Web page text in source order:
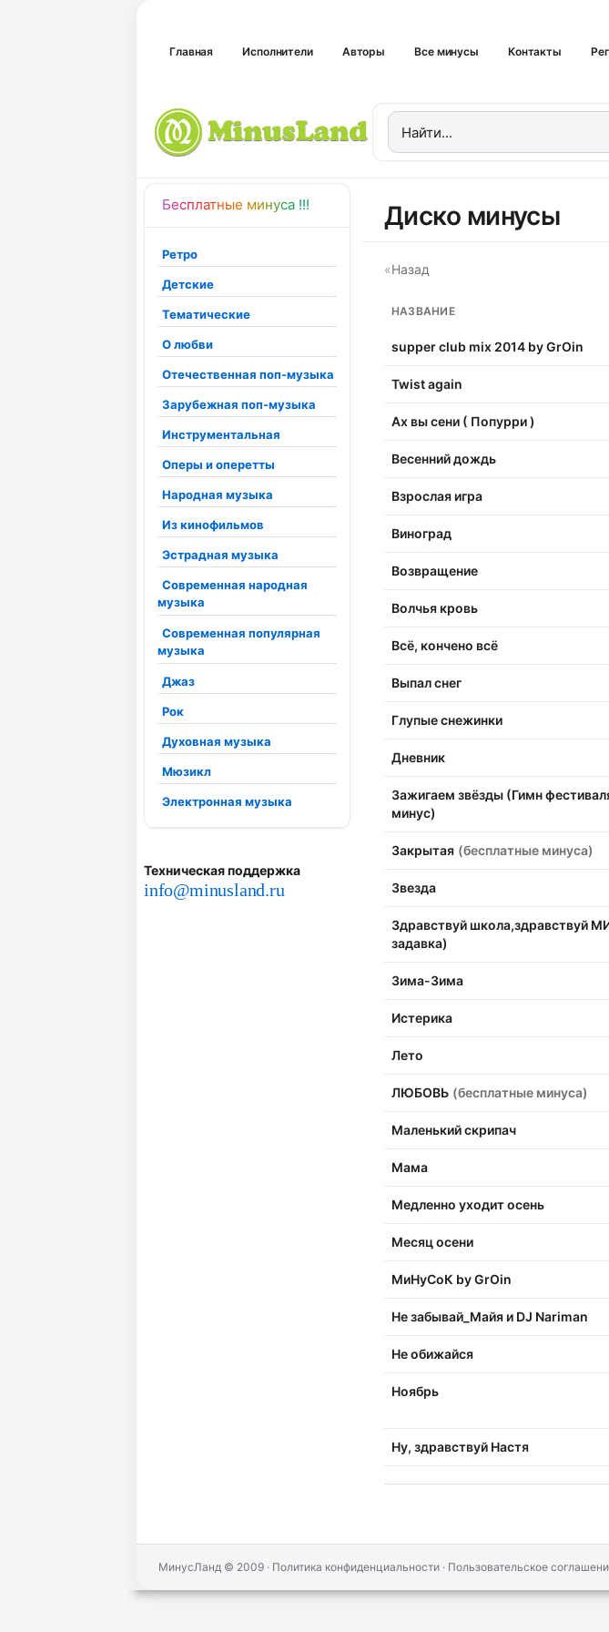
Главная Исполнители Авторы Все минусы Контакты
Бесплатные минуса !!!
Ретро
Детские
Тематические
О любви
Отечественная поп-музыка
Зарубежная поп-музыка
Инструментальная
Оперы и оперетты
Народная музыка
Из кинофильмов
Эстрадная музыка
Современная народная
музыка
Современная популярная
музыка
Джаз
Рок
Духовная музыка
Мюзикл
Электронная музыка
Техническая поддержка
info@minusland.ru
Диско минусы
«Назад
НАЗВАНИЕ
supper club mix 2014 by GrOin
Twist again
Ах вы сени ( Попурри )
Весенний дождь
Взрослая игра
Виноград
Возвращение
Волчья кровь
Всё, кончено всё
Выпал снег
Глупые снежинки
Дневник
Зажигаем звёзды (Гимн
минус)
Закрытая (бесплатные минуса)
Звезда
Здравствуй школа,здравствуй
задавка)
Зима-Зима
Истерика
Лето
ЛЮБОВЬ (бесплатные минуса)
Маленький скрипач
Мама
Медленно уходит осень
Месяц осени
МиНуСоК by GrOin
Не забывай_Майя и DJ Nariman
Не обижайся
Ноябрь
Ну, здравствуй Настя
МинусЛанд © 2009 · Политика конфиденциальности · Пользовательское